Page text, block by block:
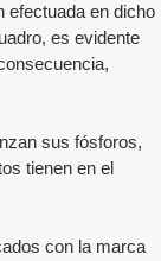
efectuada en dicho
es evidente
sus fósforos,
tienen en el
con la marca